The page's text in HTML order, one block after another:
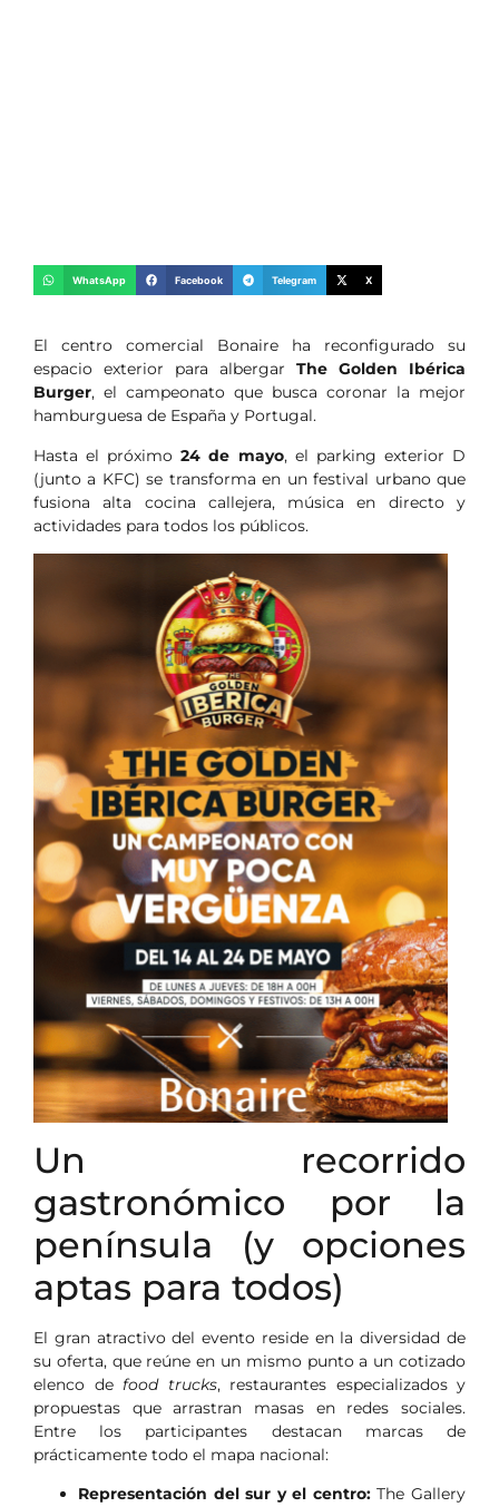
WhatsApp Facebook Telegram X
El centro comercial Bonaire ha reconfigurado su
espacio exterior para albergar The Golden Ibérica
Burger, el campeonato que busca coronar la mejor
hamburguesa de España y Portugal.
Hasta el próximo24 de mayo, el parking exterior D
(junto a KFC) se transforma en un festival urbano que
fusiona alta cocina callejera, música en directo y
actividades para todos los públicos.
Un recorrido
gastronómico por la
península (y opciones
aptas para todos)
El gran atractivo del evento reside en la diversidad de
su oferta, que reúne en un mismo punto a un cotizado
elenco de food trucks, restaurantes especializados y
propuestas que arrastran masas en redes sociales.
Entre los participantes destacan marcas de
prácticamente todo el mapa nacional:
Representación del sur y el centro:The Gallery